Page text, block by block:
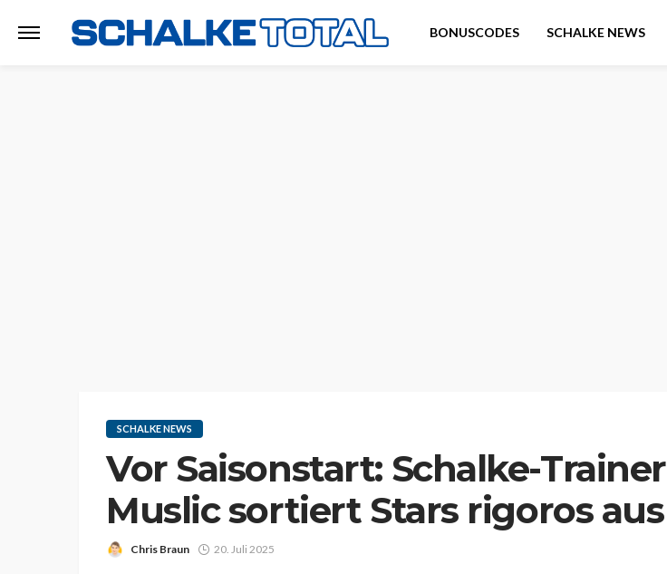
BONUSCODES SCHALKE NEWS
SCHALKE NEWS
Vor Saisonstart: Schalke-Trainer
Muslic sortiert Stars rigoros aus
Chris Braun 20. Juli 2025